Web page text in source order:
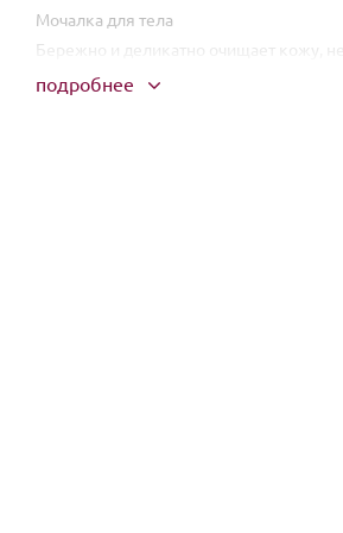
Мочалка для тела
Бережно и деликатно очищает кожу, не
подробнее